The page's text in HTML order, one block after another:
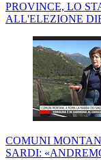
PROVINCE, LO
ALL'ELEZIONE
COMUNI
SARDI: